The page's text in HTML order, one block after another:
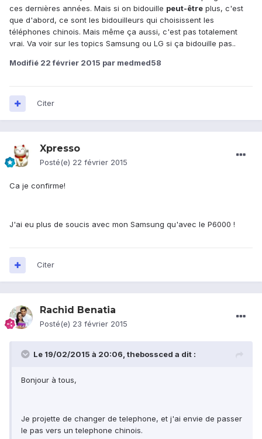
ces dernières années. Mais si on bidouille peut-être plus, c'est
que d'abord, ce sont les bidouilleurs qui choisissent les
téléphones chinois. Mais même ça aussi, c'est pas totalement
vrai. Va voir sur les topics Samsung ou LG si ça bidouille pas..
Modifié 22 février 2015 par medmed58
Citer
Xpresso
Posté(e) 22 février 2015
Ca je confirme!
J'ai eu plus de soucis avec mon Samsung qu'avec le P6000 !
Citer
Rachid Benatia
Posté(e) 23 février 2015
Le 19/02/2015 à 20:06, thebossced a dit :
Bonjour à tous,
Je projette de changer de telephone, et j'ai envie de passer
le pas vers un telephone chinois.